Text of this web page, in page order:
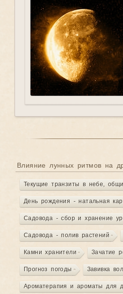
Влияние лунных ритмов на
Текущие транзиты в небе,
День рождения - натальная
Садовода - сбор и хранение
Садовода - полив растений
Камни хранители Зачатие
Прогноз погоды Завивка
Ароматерапия и ароматы для